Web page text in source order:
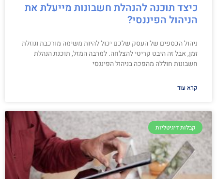
כיצד תוכנה להנהלת חשבונות מייעלת את
הניהול הפיננסי?
ניהול הכספים של העסק שלכם יכול להיות משימה מורכבת וגוזלת
זמן, אבל זה היבט קריטי להצלחה. למרבה המזל, תוכנת הנהלת
חשבונות חוללה מהפכה בניהול הפיננסי
קרא עוד
קבלות דיגיטליות